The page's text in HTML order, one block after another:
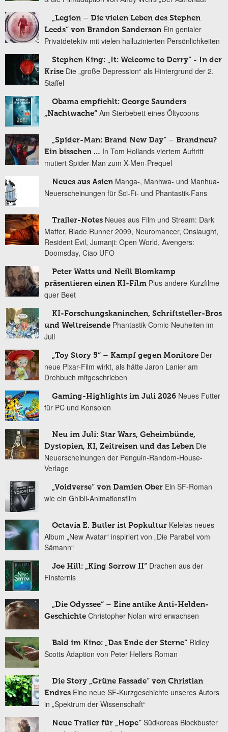
„Legion – Die vielen Leben des Stephen
Leeds“ von Brandon Sanderson Ein genialer
Privatdetektiv mit vielen halluzinierten Persönlichkeiten
Stephen King: „It: Welcome to Derry“ - In der
Krise Die „große Depression“ als Hintergrund der 2.
Staffel
Obama empfiehlt: George Saunders
„Nachtwache“ Am Sterbebett eines Öltycoons
„Spider-Man: Brand New Day“ – Brandneu?
Ein bisschen … In Tom Hollands viertem Auftritt
mutiert Spider-Man zum X-Men-Prequel
Neues aus Asien Manga-, Manhwa- und Manhua-
Neuerscheinungen für Sci-Fi- und Phantastik-Fans
Trailer-Notes Neues aus Film und Stream: Dark
Matter, Blade Runner 2099, Neuromancer, Onslaught,
Resident Evil, Jumanji: Open World, Avengers:
Doomsday, Ciao UFO
Peter Watts und Neill Blomkamp
präsentieren einen KI-Film Plus andere Kurzfilme
quer Beet
KI-Forschungskaninchen, Schriftsteller-Bros
und Weltreisende Phantastik-Comic-Neuheiten im
Juli
„Toy Story 5“ – Kampf gegen Monitore Der
neue Pixar-Film wirkt, als hätte Jaron Lanier am
Drehbuch mitgeschrieben
Gaming-Highlights im Juli 2026 Neues Futter
für PC und Konsolen
Neu im Juli: Star Wars, Geheimbünde,
Dystopien, KI, Zeitreisen und das Leben Die
Neuerscheinungen der Penguin-Random-House-
Verlage
„Voidverse“ von Damien Ober Ein SF-Roman
wie ein Ghibli-Animationsfilm
Octavia E. Butler ist Popkultur Kelelas neues
Album „New Avatar“ inspiriert von „Die Parabel vom
Sämann“
Joe Hill: „King Sorrow II“ Drachen aus der
Finsternis
„Die Odyssee“ – Eine antike Anti-Helden-
Geschichte Christopher Nolan wird erwachsen
Bald im Kino: „Das Ende der Sterne“ Ridley
Scotts Adaption von Peter Hellers Roman
Die Story „Grüne Fassade“ von Christian
Endres Eine neue SF-Kurzgeschichte unseres Autors
in „Spektrum der Wissenschaft“
Neue Trailer für „Hope“ Südkoreas Blockbuster